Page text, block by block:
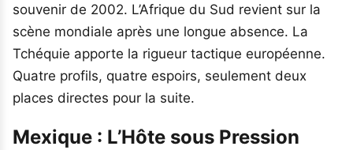
souvenir de 2002. L’Afrique du Sud revient sur la
scène mondiale après une longue absence. La
Tchéquie apporte la rigueur tactique européenne.
Quatre profils, quatre espoirs, seulement deux
places directes pour la suite.
Mexique : L’Hôte sous Pression